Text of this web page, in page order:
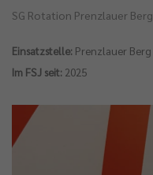
SG Rotation Prenzlauer Berg
Einsatzstelle: Prenzlauer Berg
Im FSJ seit: 2025